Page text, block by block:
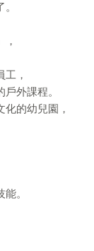
，
，
外課程。
的幼兒園，
。